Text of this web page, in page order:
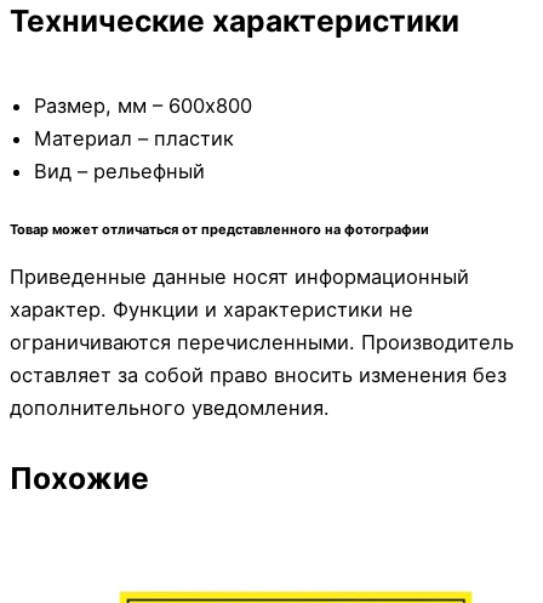
Технические характеристики
Размер, мм – 600х800
Материал – пластик
Вид – рельефный
Товар может отличаться от представленного на фотографии
Приведенные данные носят информационный
характер. Функции и характеристики не
ограничиваются перечисленными. Производитель
оставляет за собой право вносить изменения без
дополнительного уведомления.
Похожие